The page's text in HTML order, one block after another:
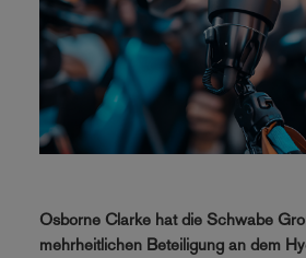
Osborne Clarke hat die Schwabe
mehrheitlichen Beteiligung an dem